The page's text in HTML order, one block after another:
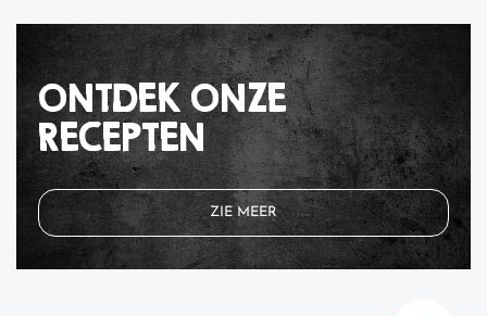
ONTDEK ONZE
RECEPTEN
ZIE MEER